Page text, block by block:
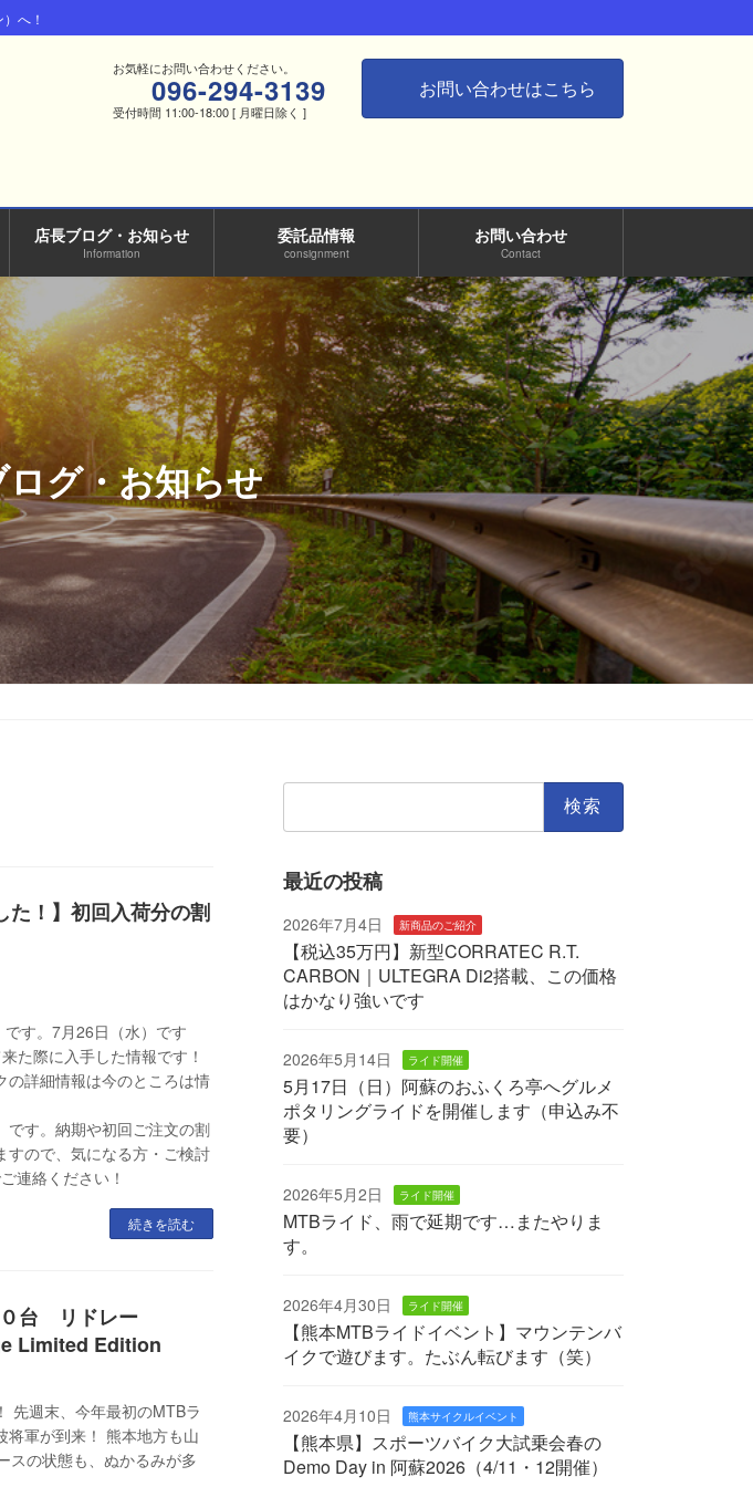
へ！
お気軽にお問い合わせください。
096-294-3139
受付時間 11:00-18:00 [ 月曜日除く ]
お問い合わせはこちら
店長ブログ・お知らせ
Information
委託品情報
consignment
お問い合わせ
Contact
グ・お知らせ
た！】初回入荷分の割
す。7月26日（水）です
た際に入手した情報です！
の詳細情報は今のところは情
です。納期や初回ご注文の割
すので、気になる方・ご検討
連絡ください！
続きを読む
０台 リドレー
Limited Edition
週末、今年最初のMTBラ
将軍が到来！ 熊本地方も山
スの状態も、ぬかるみが多
最近の投稿
2026年7月4日 新商品のご紹介
【税込35万円】新型CORRATEC R.T.
CARBON｜ULTEGRA Di2搭載、この価格
はかなり強いです
2026年5月14日 ライド開催
5月17日（日）阿蘇のおふくろ亭へグルメ
ポタリングライドを開催します（申込み不
要）
2026年5月2日 ライド開催
MTBライド、雨で延期です…またやりま
す。
2026年4月30日 ライド開催
【熊本MTBライドイベント】マウンテンバ
イクで遊びます。たぶん転びます（笑）
2026年4月10日 熊本サイクルイベント
【熊本県】スポーツバイク大試乗会春の
Demo Day in 阿蘇2026（4/11・12開催）